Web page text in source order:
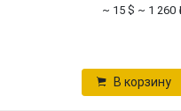
~ 15 $ ~ 1 260
В корзину